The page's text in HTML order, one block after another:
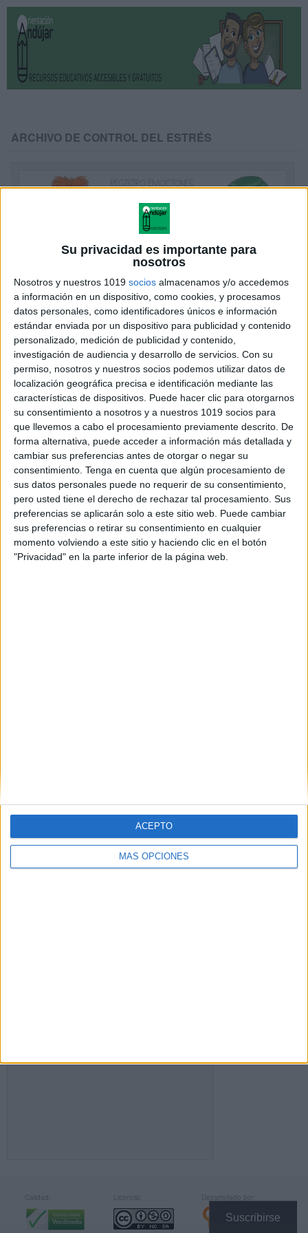
Su privacidad es importante para
nosotros
Nosotros y nuestros 1019 socios almacenamos y/o accedemos
a información en un dispositivo, como cookies, y procesamos
datos personales, como identificadores únicos e información
estándar enviada por un dispositivo para publicidad y contenido
personalizado, medición de publicidad y contenido,
investigación de audiencia y desarrollo de servicios. Con su
permiso, nosotros y nuestros socios podemos utilizar datos de
localización geográfica precisa e identificación mediante las
características de dispositivos. Puede hacer clic para otorgarnos
su consentimiento a nosotros y a nuestros 1019 socios para
que llevemos a cabo el procesamiento previamente descrito. De
forma alternativa, puede acceder a información más detallada y
cambiar sus preferencias antes de otorgar o negar su
consentimiento. Tenga en cuenta que algún procesamiento de
sus datos personales puede no requerir de su consentimiento,
pero usted tiene el derecho de rechazar tal procesamiento. Sus
preferencias se aplicarán solo a este sitio web. Puede cambiar
sus preferencias o retirar su consentimiento en cualquier
momento volviendo a este sitio y haciendo clic en el botón
"Privacidad" en la parte inferior de la página web.
MÁS OPCIONES
ACEPTO
Suscribirse
ARCHIVO DE CONTROL DEL ESTRÉS
Registro emociones febrero 2025 MOOD
TRACK
Publicado el 2 febrero, 2025
Llevar un seguimiento de nuestras emociones es una
excelente forma de conocernos mejor, gestionar el
estrés y fomentar el bienestar emocional. Por eso, te
traemos este registro de emociones (Mood […]
SEGUIR LEYENDO
Buscar